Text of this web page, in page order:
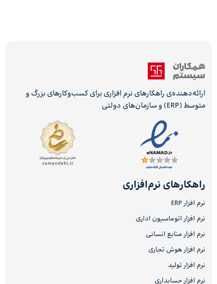
ارائه‌دهنده‌ی راهکارهای نرم افزاری برای کسب‌وکارهای بزرگ و
متوسط (ERP) و سازمان‌های دولتی
راهکارهای نرم‌افزاری
نرم افزار ERP
نرم افزار اتوماسیون اداری
نرم افزار منابع انسانی
نرم افزار هوش تجاری
نرم افزار تولید
نرم افزار حسابداری